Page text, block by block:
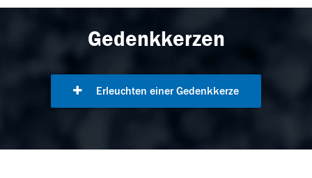
Gedenkkerzen
Erleuchten einer Gedenkkerze